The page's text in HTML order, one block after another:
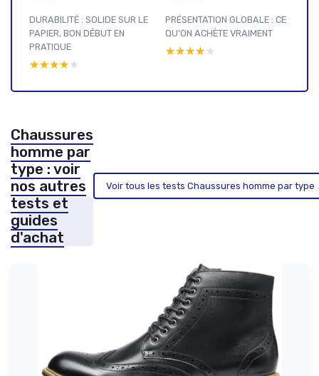
DURABILITÉ : SOLIDE SUR LE
PAPIER, BON DÉBUT EN
PRATIQUE
★★★★★
★★★★★
PRÉSENTATION GLOBALE : CE
QU’ON ACHÈTE VRAIMENT
★★★★★
★★★★★
Chaussures
homme par
type : voir
nos autres
tests et
guides
d'achat
Voir tous les tests Chaussures homme par